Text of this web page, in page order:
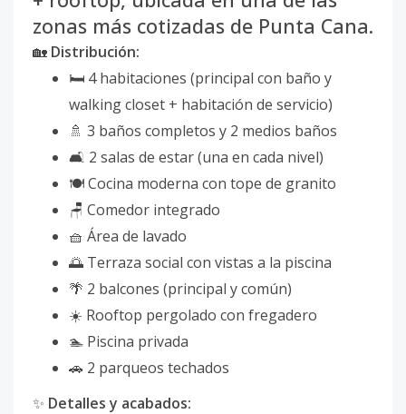
zonas más cotizadas de Punta Cana.
🏡 Distribución:
🛏️ 4 habitaciones (principal con baño y
walking closet + habitación de servicio)
🚿 3 baños completos y 2 medios baños
🛋️ 2 salas de estar (una en cada nivel)
🍽️ Cocina moderna con tope de granito
🪑 Comedor integrado
🧺 Área de lavado
🌅 Terraza social con vistas a la piscina
🌴 2 balcones (principal y común)
☀️ Rooftop pergolado con fregadero
🏊 Piscina privada
🚗 2 parqueos techados
✨ Detalles y acabados: